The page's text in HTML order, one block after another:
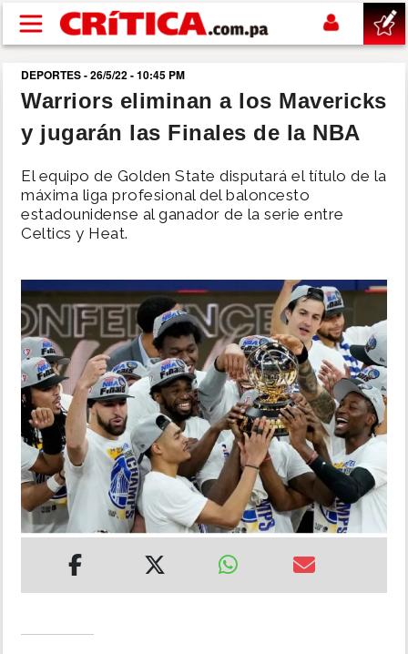
Pasar al contenido principal
buscar
SUCESOS
NACIONAL
POLÍTICA
DEPORTES
MUNDO
INSÓLITAS
MULTIMEDIA
DEPORTES - 26/5/22 - 10:45 PM
Warriors eliminan a los Mavericks
y jugarán las Finales de la NBA
El equipo de Golden State disputará el título de la
máxima liga profesional del baloncesto
estadounidense al ganador de la serie entre
Celtics y Heat.